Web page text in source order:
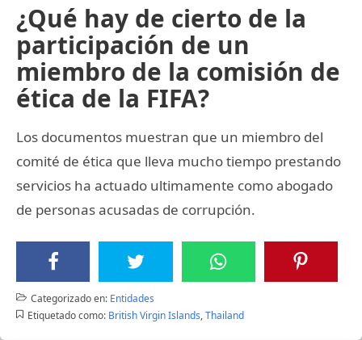
¿Qué hay de cierto de la
participación de un
miembro de la comisión de
ética de la FIFA?
Los documentos muestran que un miembro del
comité de ética que lleva mucho tiempo prestando
servicios ha actuado ultimamente como abogado
de personas acusadas de corrupción.
Categorizado en: Entidades
Etiquetado como: British Virgin Islands,Thailand